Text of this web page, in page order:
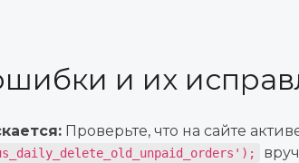
и их
Проверьте, что на сайте